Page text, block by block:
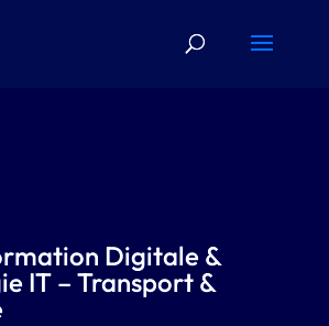
Digitale &
IT – Transport &